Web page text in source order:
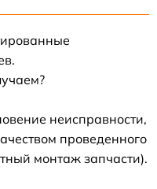
неисправности,
проведенного
монтаж запчасти).